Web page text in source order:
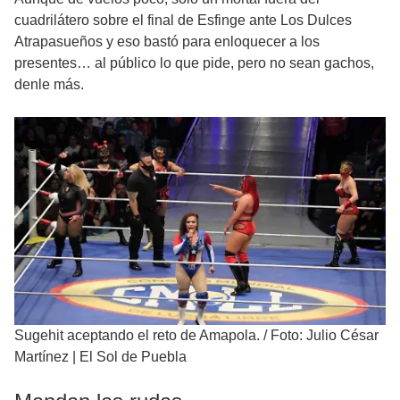
cuadrilátero sobre el final de Esfinge ante Los Dulces
Atrapasueños y eso bastó para enloquecer a los
presentes… al público lo que pide, pero no sean gachos,
denle más.
Sugehit aceptando el reto de Amapola. / Foto: Julio César
Martínez | El Sol de Puebla